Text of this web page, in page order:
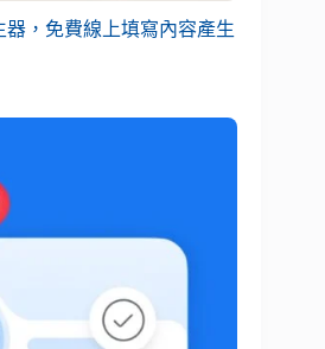
，免費線上填寫內容產生